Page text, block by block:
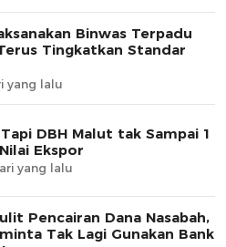
Binwas Terpadu
Terus Tingkatkan Standar
yang lalu
DBH Malut tak Sampai 1
Ekspor
yang lalu
Pencairan Dana Nasabah,
Tak Lagi Gunakan Bank